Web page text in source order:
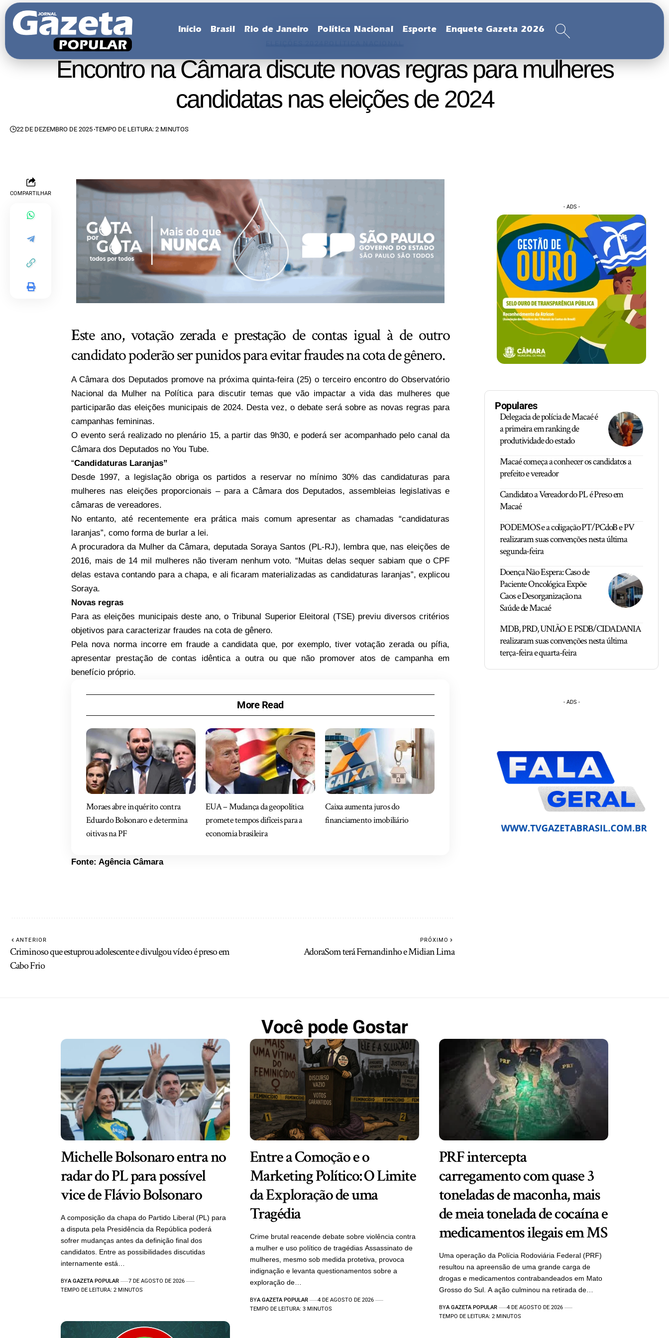
Início Brasil Rio de Janeiro Política Nacional Esporte Enquete Gazeta 2026
Encontro na Câmara discute novas regras para mulheres
candidatas nas eleições de 2024
22 DE DEZEMBRO DE 2025 TEMPO DE LEITURA: 2 MINUTOS
COMPARTILHAR
Este ano, votação zerada e prestação de contas igual à de outro
candidato poderão ser punidos para evitar fraudes na cota de gênero.
A Câmara dos Deputados promove na próxima quinta-feira (25) o terceiro encontro do Observatório
Nacional da Mulher na Política para discutir temas que vão impactar a vida das mulheres que
participarão das eleições municipais de 2024. Desta vez, o debate será sobre as novas regras para
campanhas femininas.
O evento será realizado no plenário 15, a partir das 9h30, e poderá ser acompanhado pelo canal da
Câmara dos Deputados no You Tube.
“Candidaturas Laranjas”
Desde 1997, a legislação obriga os partidos a reservar no mínimo 30% das candidaturas para
mulheres nas eleições proporcionais – para a Câmara dos Deputados, assembleias legislativas e
câmaras de vereadores.
No entanto, até recentemente era prática mais comum apresentar as chamadas “candidaturas
laranjas”, como forma de burlar a lei.
A procuradora da Mulher da Câmara, deputada Soraya Santos (PL-RJ), lembra que, nas eleições de
2016, mais de 14 mil mulheres não tiveram nenhum voto. “Muitas delas sequer sabiam que o CPF
delas estava contando para a chapa, e ali ficaram materializadas as candidaturas laranjas”, explicou
Soraya.
Novas regras
Para as eleições municipais deste ano, o Tribunal Superior Eleitoral (TSE) previu diversos critérios
objetivos para caracterizar fraudes na cota de gênero.
Pela nova norma incorre em fraude a candidata que, por exemplo, tiver votação zerada ou pífia,
apresentar prestação de contas idêntica a outra ou que não promover atos de campanha em
benefício próprio.
More Read
Moraes abre inquérito contra
Eduardo Bolsonaro e determina
oitivas na PF
EUA – Mudança da geopolítica
promete tempos difíceis para a
economia brasileira
Caixa aumenta juros do
financiamento imobiliário
Fonte: Agência Câmara
ANTERIOR
Criminoso que estuprou adolescente e divulgou vídeo é preso em
Cabo Frio
PRÓXIMO
AdoraSom terá Fernandinho e Midian Lima
- ADS -
Populares
Delegacia de polícia de Macaé é
a primeira em ranking de
produtividade do estado
Macaé começa a conhecer os candidatos a
prefeito e vereador
Candidato a Vereador do PL é Preso em
Macaé
PODEMOS e a coligação PT/PCdoB e PV
realizaram suas convenções nesta última
segunda-feira
Doença Não Espera: Caso de
Paciente Oncológica Expõe
Caos e Desorganização na
Saúde de Macaé
MDB, PRD, UNIÃO E PSDB/CIDADANIA
realizaram suas convenções nesta última
terça-feira e quarta-feira
- ADS -
Você pode Gostar
Michelle Bolsonaro entra no
radar do PL para possível
vice de Flávio Bolsonaro
A composição da chapa do Partido Liberal (PL) para
a disputa pela Presidência da República poderá
sofrer mudanças antes da definição final dos
candidatos. Entre as possibilidades discutidas
internamente está…
BYA GAZETA POPULAR
7 DE AGOSTO DE 2026
TEMPO DE LEITURA: 2 MINUTOS
Entre a Comoção e o
Marketing Político: O Limite
da Exploração de uma
Tragédia
Crime brutal reacende debate sobre violência contra
a mulher e uso político de tragédias Assassinato de
mulheres, mesmo sob medida protetiva, provoca
indignação e levanta questionamentos sobre a
exploração de…
BYA GAZETA POPULAR
4 DE AGOSTO DE 2026
TEMPO DE LEITURA: 3 MINUTOS
PRF intercepta
carregamento com quase 3
toneladas de maconha, mais
de meia tonelada de cocaína e
medicamentos ilegais em MS
Uma operação da Polícia Rodoviária Federal (PRF)
resultou na apreensão de uma grande carga de
drogas e medicamentos contrabandeados em Mato
Grosso do Sul. A ação culminou na retirada de…
BYA GAZETA POPULAR
4 DE AGOSTO DE 2026
TEMPO DE LEITURA: 2 MINUTOS